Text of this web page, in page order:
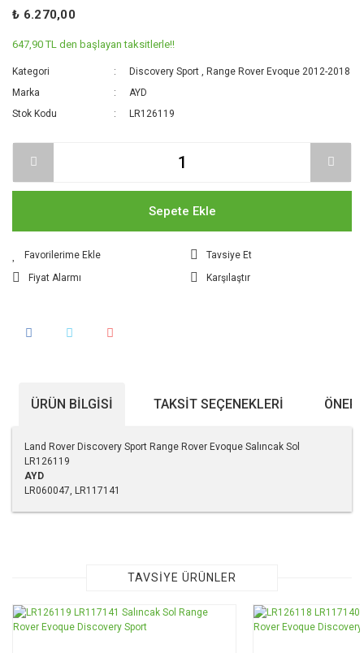
₺ 6.270,00
647,90 TL den başlayan taksitlerle!!
Kategori Discovery Sport ,Range Rover Evoque 2012-2018
Marka
AYD
Stok Kodu
LR126119
Sepete Ekle
Tavsiye Et
Fiyat Alarmı
Karşılaştır
ÜRÜN BILGISI TAKSIT SEÇENEKLERI
Land Rover Discovery Sport Range Rover Evoque Salıncak Sol
LR126119
AYD
LR060047, LR117141
Görüş ve önerileriniz için teşekkür ederiz.
Ürün resmi kalitesiz, bozuk veya görüntülenemiyor.
TAVSİYE ÜRÜNLER